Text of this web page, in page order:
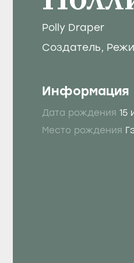
Polly Draper
Создатель,
Информация
Дата рождения 15
Место рождения